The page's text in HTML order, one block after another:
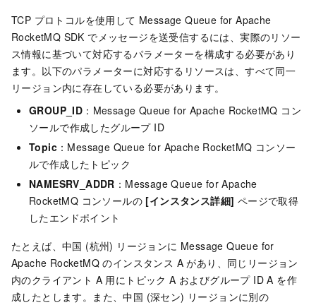
TCP プロトコルを使用して Message Queue for Apache
RocketMQ SDK でメッセージを送受信するには、実際のリソー
ス情報に基づいて対応するパラメーターを構成する必要があり
ます。以下のパラメーターに対応するリソースは、すべて同一
リージョン内に存在している必要があります。
GROUP_ID ： Message Queue for Apache RocketMQ コン
ソールで作成したグループ ID
Topic ： Message Queue for Apache RocketMQ コンソー
ルで作成したトピック
NAMESRV_ADDR ： Message Queue for Apache
RocketMQ コンソールの [インスタンス詳細] ページで取得
したエンドポイント
たとえば、中国 (杭州) リージョンに Message Queue for
Apache RocketMQ のインスタンス A があり、同じリージョン
内のクライアント A 用にトピック A およびグループ ID A を作
成したとします。また、中国 (深セン) リージョンに別の